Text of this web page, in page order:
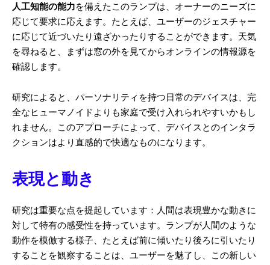
人工知能の能力を備えたこのランプは、オーナーのニーズに
応じて要求に応えます。たとえば、ユーザーのジェスチャー
に応じて近づいたり遠ざかったりすることができます。天気
を尋ねると、まずは窓の外を見てからオンラインの情報源を
確認します。
研究によると、パーソナリティを持つ日常のデバイスは、完
全なヒューマノイドよりも家庭で受け入れられやすいかもし
れません。このアプローチによって、デバイスとのインタラ
クションはより直感的で快適なものになります。
表現と動き
研究は重要な点を提起しています：人間は表現豊かな動きに
対して特有の感受性を持っています。ランプが人間のような
動作を模倣する様子、たとえば前に傾いたり後ろに引いたり
することを観察することは、ユーザーを魅了し、この新しい